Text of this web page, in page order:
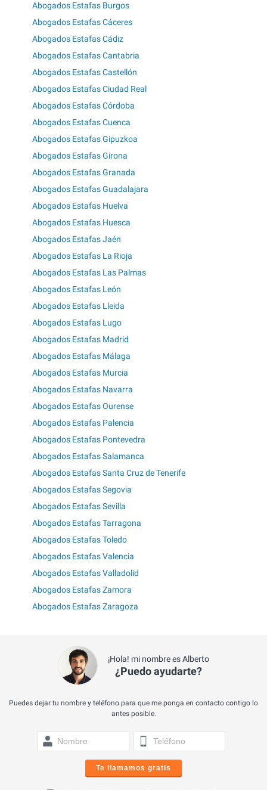
Abogados Estafas Burgos
Abogados Estafas Cáceres
Abogados Estafas Cádiz
Abogados Estafas Cantabria
Abogados Estafas Castellón
Abogados Estafas Ciudad Real
Abogados Estafas Córdoba
Abogados Estafas Cuenca
Abogados Estafas Gipuzkoa
Abogados Estafas Girona
Abogados Estafas Granada
Abogados Estafas Guadalajara
Abogados Estafas Huelva
Abogados Estafas Huesca
Abogados Estafas Jaén
Abogados Estafas La Rioja
Abogados Estafas Las Palmas
Abogados Estafas León
Abogados Estafas Lleida
Abogados Estafas Lugo
Abogados Estafas Madrid
Abogados Estafas Málaga
Abogados Estafas Murcia
Abogados Estafas Navarra
Abogados Estafas Ourense
Abogados Estafas Palencia
Abogados Estafas Pontevedra
Abogados Estafas Salamanca
Abogados Estafas Santa Cruz de Tenerife
Abogados Estafas Segovia
Abogados Estafas Sevilla
Abogados Estafas Tarragona
Abogados Estafas Toledo
Abogados Estafas Valencia
Abogados Estafas Valladolid
Abogados Estafas Zamora
Abogados Estafas Zaragoza
¡Hola! mi nombre es Alberto
¿Puedo ayudarte?
Puedes dejar tu nombre y teléfono para que me ponga en contacto contigo lo
antes posible.
Te llamamos gratis